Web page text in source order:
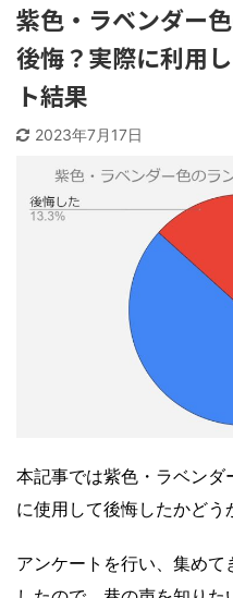
紫色・ラベンダー
後悔？実際に利用
ト結果
2023年7月17日
本記事では紫色・ラベン
に使用して後悔したかどう
アンケートを行い、集めて